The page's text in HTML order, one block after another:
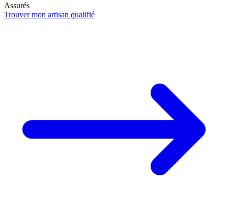
Assurés
Trouver mon artisan qualifié